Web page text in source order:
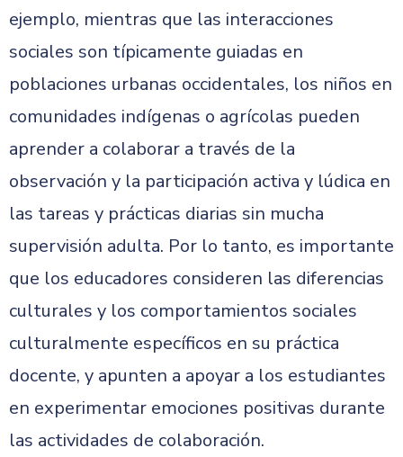
ejemplo, mientras que las interacciones
sociales son típicamente guiadas en
poblaciones urbanas occidentales, los niños en
comunidades indígenas o agrícolas pueden
aprender a colaborar a través de la
observación y la participación activa y lúdica en
las tareas y prácticas diarias sin mucha
supervisión adulta. Por lo tanto, es importante
que los educadores consideren las diferencias
culturales y los comportamientos sociales
culturalmente específicos en su práctica
docente, y apunten a apoyar a los estudiantes
en experimentar emociones positivas durante
las actividades de colaboración.